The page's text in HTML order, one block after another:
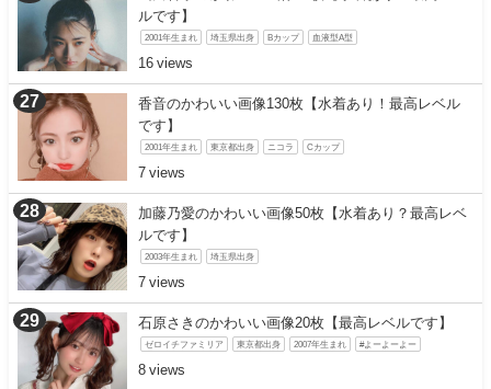
ルです】
2001年生まれ 埼玉県出身 Bカップ 血液型A型
16
香音のかわいい画像130枚【水着あり！最高レベル
です】
2001年生まれ 東京都出身 ニコラ Cカップ
7
加藤乃愛のかわいい画像50枚【水着あり？最高レベ
ルです】
2003年生まれ 埼玉県出身
7
石原さきのかわいい画像20枚【最高レベルです】
ゼロイチファミリア 東京都出身 2007年生まれ #よーよーよー
8